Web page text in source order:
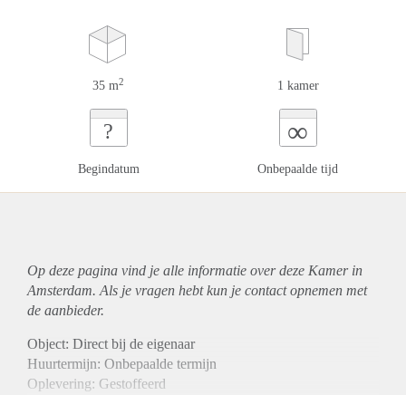
35 m2 1 kamer
?
Begindatum
∞
Onbepaalde tijd
Op deze pagina vind je alle informatie over deze Kamer in
Amsterdam. Als je vragen hebt kun je contact opnemen met
de aanbieder.
Object: Direct bij de eigenaar
Huurtermijn: Onbepaalde termijn
Oplevering: Gestoffeerd